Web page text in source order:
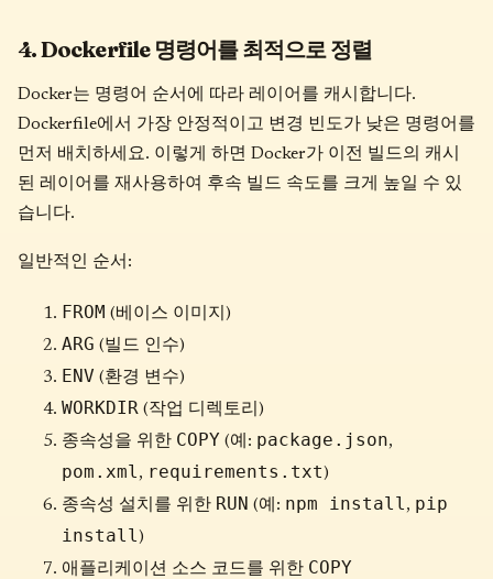
4. Dockerfile 명령어를 최적으로 정렬
Docker는 명령어 순서에 따라 레이어를 캐시합니다.
Dockerfile에서 가장 안정적이고 변경 빈도가 낮은 명령어를
먼저 배치하세요. 이렇게 하면 Docker가 이전 빌드의 캐시
된 레이어를 재사용하여 후속 빌드 속도를 크게 높일 수 있
습니다.
일반적인 순서:
FROM (베이스 이미지)
ARG (빌드 인수)
ENV (환경 변수)
WORKDIR (작업 디렉토리)
종속성을 위한 COPY (예: package.json,
pom.xml, requirements.txt)
종속성 설치를 위한 RUN (예: npm install, pip
install)
애플리케이션 소스 코드를 위한 COPY